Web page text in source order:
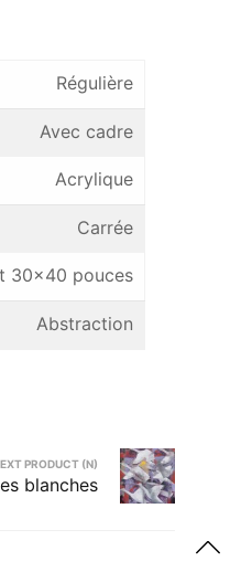
Régulière
Avec cadre
Acrylique
Carrée
30×40 pouces
Abstraction
PRODUCT (N)
blanches